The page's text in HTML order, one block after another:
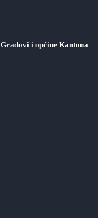
Gradovi i općine Kantona